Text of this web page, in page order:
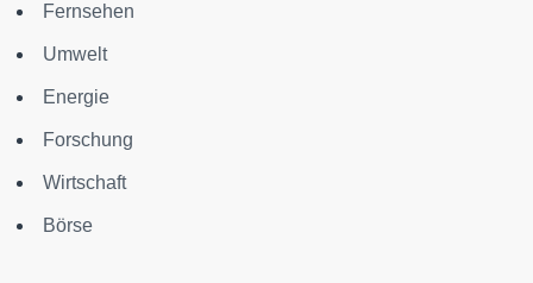
Fernsehen
Umwelt
Energie
Forschung
Wirtschaft
Börse